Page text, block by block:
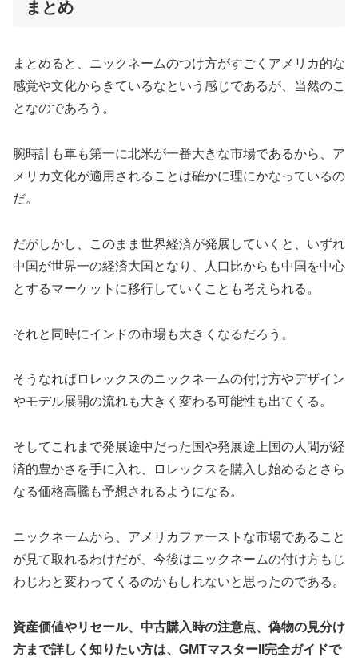
まとめ
まとめると、ニックネームのつけ方がすごくアメリカ的な
感覚や文化からきているなという感じであるが、当然のこ
となのであろう。
腕時計も車も第一に北米が一番大きな市場であるから、ア
メリカ文化が適用されることは確かに理にかなっているの
だ。
だがしかし、このまま世界経済が発展していくと、いずれ
中国が世界一の経済大国となり、人口比からも中国を中心
とするマーケットに移行していくことも考えられる。
それと同時にインドの市場も大きくなるだろう。
そうなればロレックスのニックネームの付け方やデザイン
やモデル展開の流れも大きく変わる可能性も出てくる。
そしてこれまで発展途中だった国や発展途上国の人間が経
済的豊かさを手に入れ、ロレックスを購入し始めるとさら
なる価格高騰も予想されるようになる。
ニックネームから、アメリカファーストな市場であること
が見て取れるわけだが、今後はニックネームの付け方もじ
わじわと変わってくるのかもしれないと思ったのである。
資産価値やリセール、中古購入時の注意点、偽物の見分け
方まで詳しく知りたい方は、GMTマスターII完全ガイドで